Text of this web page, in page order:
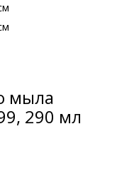
мыла
290 мл